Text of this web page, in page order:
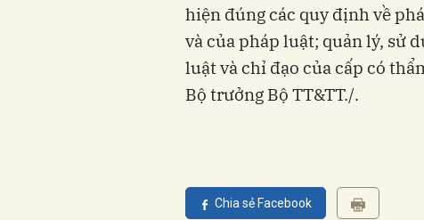
hiện đúng các quy định về
và của pháp luật; quản lý, sử
luật và chỉ đạo của cấp có
Bộ trưởng Bộ TT&TT./.
Chia sẻ Facebook